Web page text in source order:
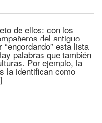
de ellos: con los
del antiguo
esta lista
palabras que también
Por ejemplo, la
la identifican como